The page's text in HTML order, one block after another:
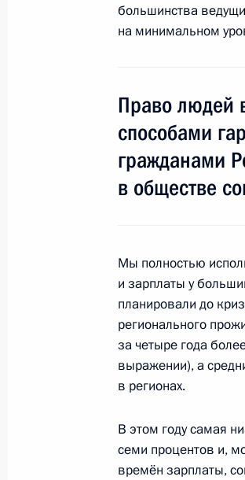
Встреча с
2 декабря 2011
Обращение к
2 декабря 2011 года,
29 ноября 2011
Совещание с
29 ноября 2011 года,
28 ноября 2011
Встреча с
«Единая Россия»
28 ноября 2011 года,
большинства
на минимальном
Право людей
способами
гражданами
в обществе
Мы полностью
и зарплаты у
планировали до
регионального
за четыре года
выражении), а
в регионах.
В этом году самая
семи процентов и,
времён зарплаты,